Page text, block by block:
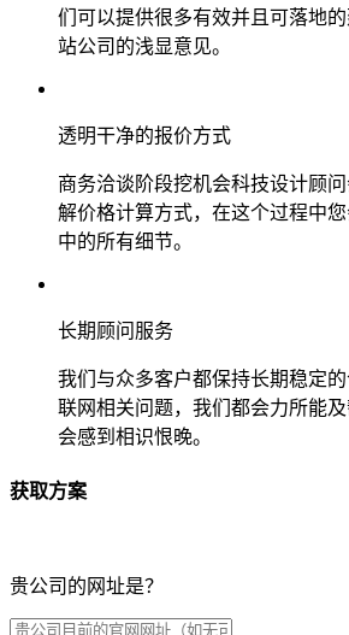
们可以提供很多有效并且可落地
站公司的浅显意见。
透明干净的报价方式
商务洽谈阶段挖机会科技设计顾
解价格计算方式，在这个过程中
中的所有细节。
长期顾问服务
我们与众多客户都保持长期稳定
联网相关问题，我们都会力所能
会感到相识恨晚。
获取方案
贵公司的网址是？